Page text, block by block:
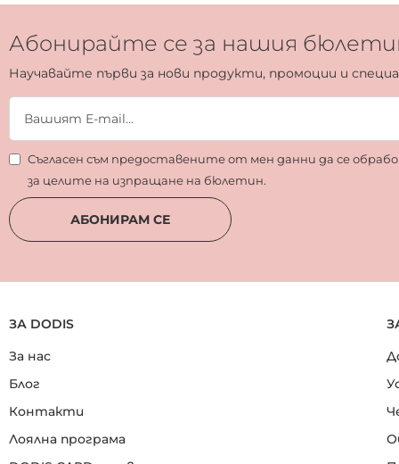
Абонирайте се за нашия
Научавайте първи за нови продукти, промоции и
Съгласен съм предоставените от мен данни да се
за целите на изпращане на бюлетин.
АБОНИРАМ СЕ
ЗА DODIS
За нас
Блог
Контакти
Лоялна програма